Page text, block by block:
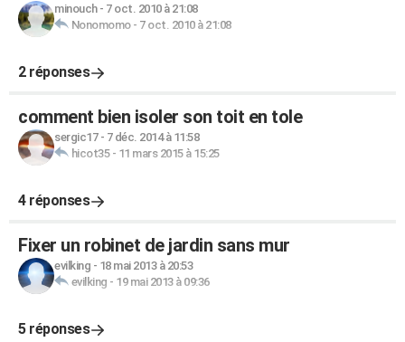
minouch- 7 oct. 2010 à 21:08
Nonomomo- 7 oct. 2010 à 21:08
2 réponses
comment bien isoler son toit en tole
sergic17- 7 déc. 2014 à 11:58
hicot35- 11 mars 2015 à 15:25
4 réponses
Fixer un robinet de jardin sans mur
evilking - 18 mai 2013 à 20:53
evilking - 19 mai 2013 à 09:36
5 réponses